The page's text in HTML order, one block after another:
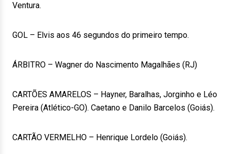
Ventura.
GOL – Elvis aos 46 segundos do primeiro tempo.
ÁRBITRO – Wagner do Nascimento Magalhães (RJ)
CARTÕES AMARELOS – Hayner, Baralhas, Jorginho e Léo
Pereira (Atlético-GO). Caetano e Danilo Barcelos (Goiás).
CARTÃO VERMELHO – Henrique Lordelo (Goiás).